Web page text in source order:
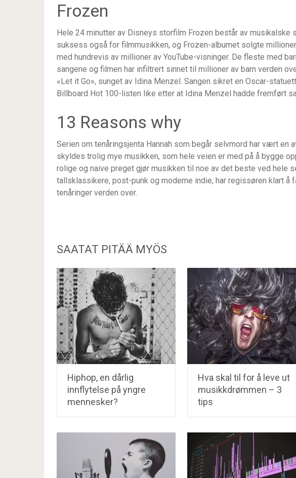
Frozen
Hele 24 minutter av Disneys storfilm Frozen består av
suksess også for filmmusikken, og Frozen-albumet solgte
med hundrevis av millioner av YouTube-visninger. De fleste med
sangene og filmen har infiltrert sinnet til millioner av barn verden
«Let it Go», sunget av Idina Menzel. Sangen sikret en Oscar-
Billboard Hot 100-listen like etter at Idina Menzel hadde fremført
13 Reasons why
Serien om tenåringsjenta Hannah som begår selvmord har vært
skyldes trolig mye musikken, som hele veien er med på å bygge
rolige og naive preget gjør musikken til noe av det beste ved hele
tallsklassikere, post-punk og moderne indie, har regissøren klart å
tenåringer verden over.
SAATAT PITÄÄ MYÖS
Hiphop, en dårlig
innflytelse på yngre
mennesker?
Hva skal til for å leve ut
musikkdrømmen – 3
tips